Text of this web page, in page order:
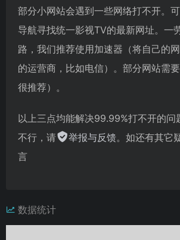
部分小网站会遇到一些网络打不开。
导航寻找统一影视TV的最新网址。一
路，我们推荐使用加速器（将自己的
的运营商，比如电信）。部分网站需
很推荐）。
以上三点均能解决99.99%打不开的问
不行，请
举报与反馈。如还有其它
言
数据统计